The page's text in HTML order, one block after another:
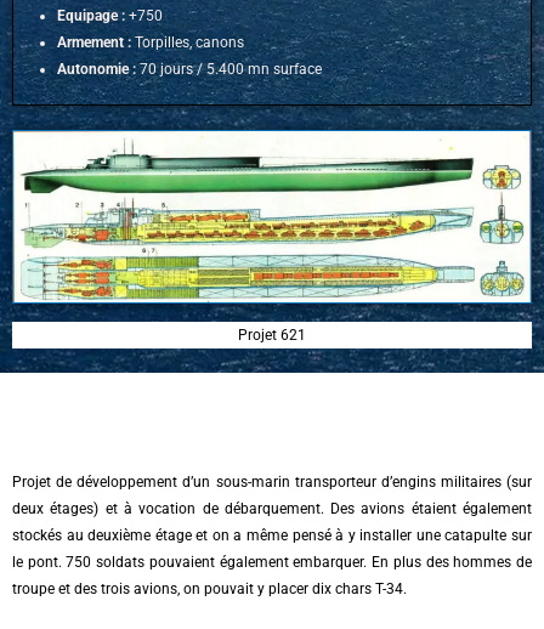
Equipage : +750
Armement : Torpilles, canons
Autonomie :70 jours / 5.400 mn surface
Projet 621
Projet de développement d’un sous-marin transporteur d’engins militaires (sur
deux étages) et à vocation de débarquement. Des avions étaient également
stockés au deuxième étage et on a même pensé à y installer une catapulte sur
le pont. 750 soldats pouvaient également embarquer. En plus des hommes de
troupe et des trois avions, on pouvait y placer dix chars T-34.